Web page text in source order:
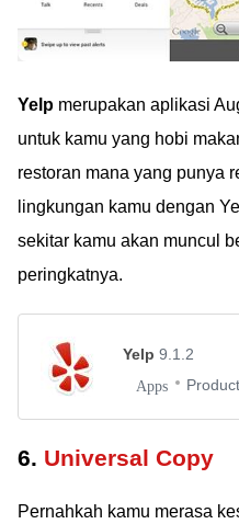
Yelp merupakan aplikasi
untuk kamu yang hobi
restoran mana yang punya
lingkungan kamu dengan
sekitar kamu akan muncul
peringkatnya.
Yelp 9.1.2
Apps
6. Universal Copy
Pernahkah kamu merasa